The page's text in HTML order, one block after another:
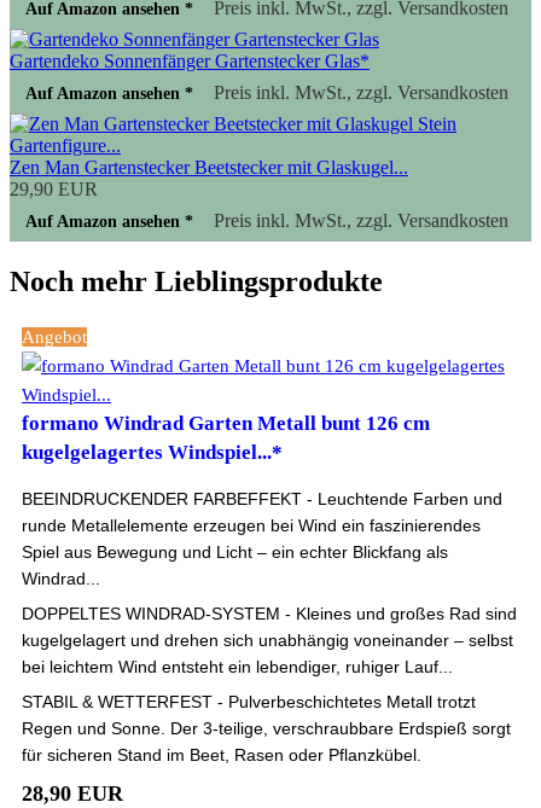
Auf Amazon ansehen * Preis inkl. MwSt., zzgl. Versandkosten
Gartendeko Sonnenfänger Gartenstecker Glas*
Auf Amazon ansehen * Preis inkl. MwSt., zzgl. Versandkosten
Zen Man Gartenstecker Beetstecker mit Glaskugel...
29,90 EUR
Auf Amazon ansehen * Preis inkl. MwSt., zzgl. Versandkosten
Noch mehr Lieblingsprodukte
Angebot
formano Windrad Garten Metall bunt 126 cm
kugelgelagertes Windspiel...*
BEEINDRUCKENDER FARBEFFEKT - Leuchtende Farben und
runde Metallelemente erzeugen bei Wind ein faszinierendes
Spiel aus Bewegung und Licht – ein echter Blickfang als
Windrad...
DOPPELTES WINDRAD-SYSTEM - Kleines und großes Rad sind
kugelgelagert und drehen sich unabhängig voneinander – selbst
bei leichtem Wind entsteht ein lebendiger, ruhiger Lauf...
STABIL & WETTERFEST - Pulverbeschichtetes Metall trotzt
Regen und Sonne. Der 3-teilige, verschraubbare Erdspieß sorgt
für sicheren Stand im Beet, Rasen oder Pflanzkübel.
28,90 EUR